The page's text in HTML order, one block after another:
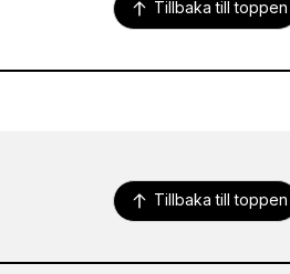
Tillbaka till toppen
Tillbaka till toppen